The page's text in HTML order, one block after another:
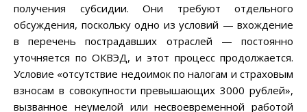
получения субсидии. Они требуют отдельного
обсуждения, поскольку одно из условий — вхождение
в перечень пострадавших отраслей — постоянно
уточняется по ОКВЭД, и этот процесс продолжается.
Условие «отсутствие недоимок по налогам и страховым
взносам в совокупности превышающих 3000 рублей»,
вызванное неумелой или несвоевременной работой